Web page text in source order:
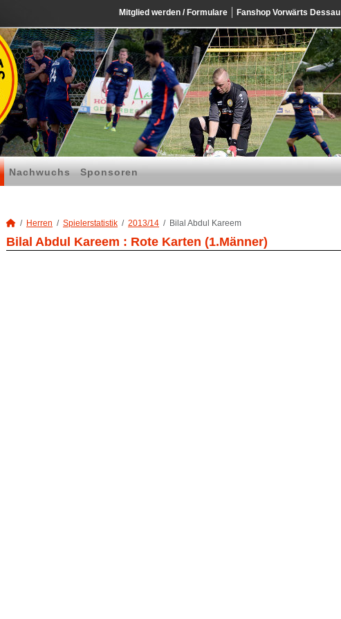
Mitglied werden / Formulare Fanshop Vorwärts Dessau
Nachwuchs Sponsoren
Herren Spielerstatistik 2013/14 Bilal Abdul Kareem
Bilal Abdul Kareem : Rote Karten (1.Männer)